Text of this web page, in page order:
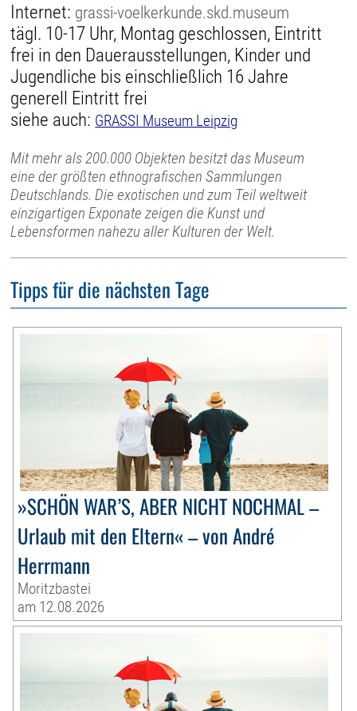
Internet: grassi-voelkerkunde.skd.museum
tägl. 10-17 Uhr, Montag geschlossen, Eintritt
frei in den Dauerausstellungen, Kinder und
Jugendliche bis einschließlich 16 Jahre
generell Eintritt frei
siehe auch: GRASSI Museum Leipzig
Mit mehr als 200.000 Objekten besitzt das Museum
eine der größten ethnografischen Sammlungen
Deutschlands. Die exotischen und zum Teil weltweit
einzigartigen Exponate zeigen die Kunst und
Lebensformen nahezu aller Kulturen der Welt.
Tipps für die nächsten Tage
»SCHÖN WAR’S, ABER NICHT NOCHMAL –
Urlaub mit den Eltern« – von André
Herrmann
Moritzbastei
am 12.08.2026